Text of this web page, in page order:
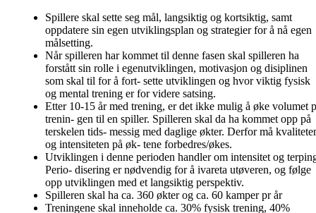
Spillere skal sette seg mål, langsiktig og kortsiktig, samt
oppdatere sin egen utviklingsplan og strategier for å nå egen
målsetting.
Når spilleren har kommet til denne fasen skal spilleren ha
forstått sin rolle i egenutviklingen, motivasjon og disiplinen
som skal til for å fort- sette utviklingen og hvor viktig fysisk
og mental trening er for videre satsing.
Etter 10-15 år med trening, er det ikke mulig å øke volumet
trenin- gen til en spiller. Spilleren skal da ha kommet opp på
terskelen tids- messig med daglige økter. Derfor må
og intensiteten på øk- tene forbedres/økes.
Utviklingen i denne perioden handler om intensitet og
Perio- disering er nødvendig for å ivareta utøveren, og følge
opp utviklingen med et langsiktig perspektiv.
Spilleren skal ha ca. 360 økter og ca. 60 kamper pr år
Treningene skal inneholde ca. 30% fysisk trening, 40%